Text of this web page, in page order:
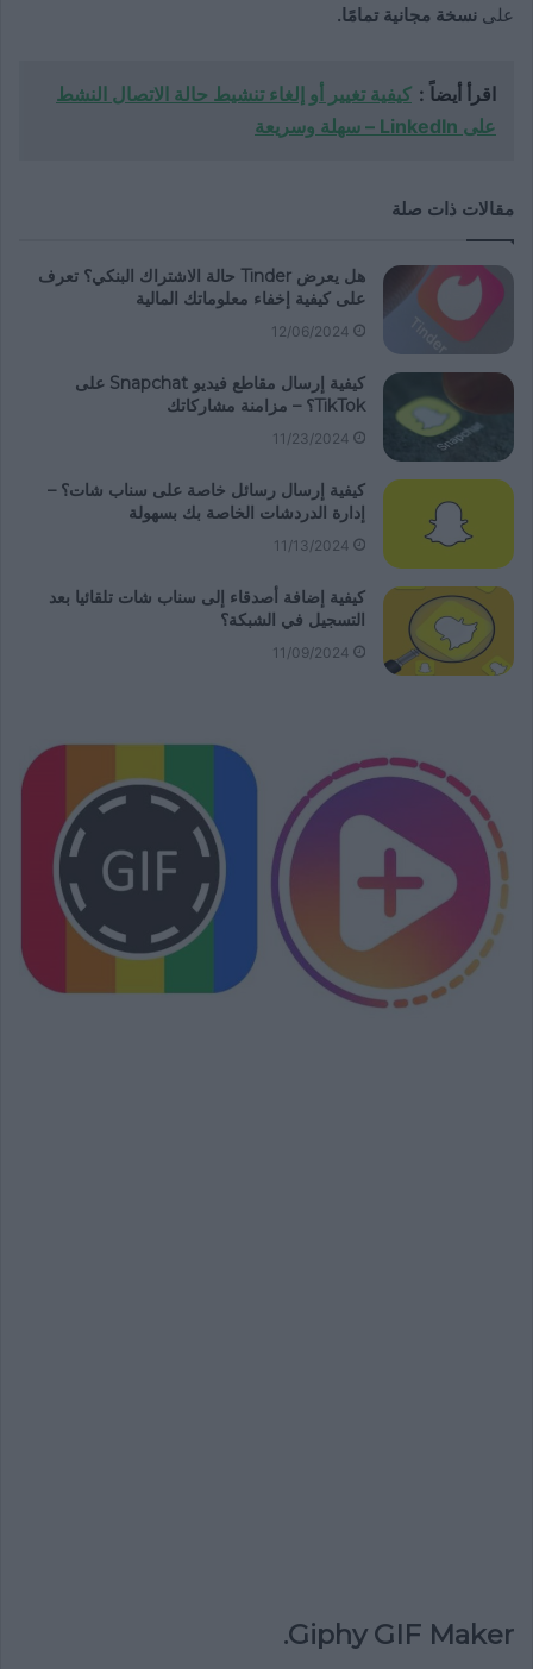
على نسخة مجانية تمامًا.
اقرأ أيضاً : كيفية تغيير أو إلغاء تنشيط حالة الاتصال النشط
على LinkedIn – سهلة وسريعة
مقالات ذات صلة
هل يعرض Tinder حالة الاشتراك البنكي؟ تعرف
على كيفية إخفاء معلوماتك المالية
12/06/2024
كيفية إرسال مقاطع فيديو Snapchat على
TikTok؟ – مزامنة مشاركاتك
11/23/2024
كيفية إرسال رسائل خاصة على سناب شات؟ –
إدارة الدردشات الخاصة بك بسهولة
11/13/2024
كيفية إضافة أصدقاء إلى سناب شات تلقائيا بعد
التسجيل في الشبكة؟
11/09/2024
Giphy GIF Maker.